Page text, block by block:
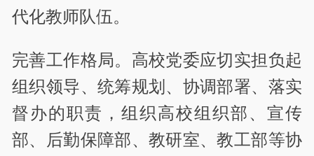
代化教师队伍。
完善工作格局。高校党委应切实担负起
组织领导、统筹规划、协调部署、落实
督办的职责，组织高校组织部、宣传
部、后勤保障部、教研室、教工部等协